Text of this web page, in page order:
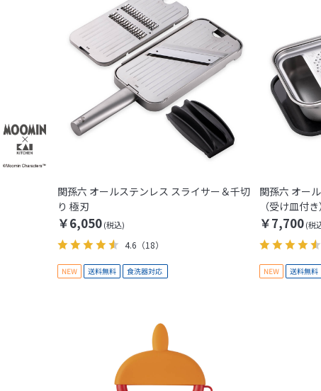
関孫六 オールステンレス スライサー＆千切
り 極刃
￥6,050
4.6 （18）
関孫六 オー
（受け皿付
￥7,700